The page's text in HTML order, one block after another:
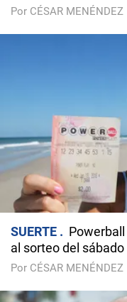
Por CÉSAR MENÉNDEZ
SUERTE
al sorteo del sábado
Por CÉSAR MENÉNDEZ